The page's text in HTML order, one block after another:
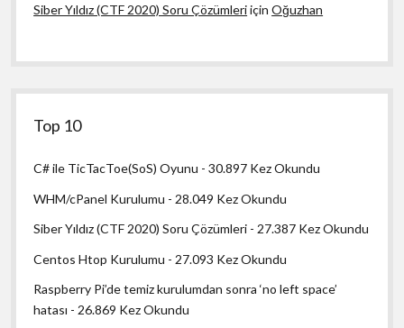
Siber Yıldız (CTF 2020) Soru ÇözümleriiçinOğuzhan
Top 10
C# ile TicTacToe(SoS) Oyunu - 30.897 Kez Okundu
WHM/cPanel Kurulumu - 28.049 Kez Okundu
Siber Yıldız (CTF 2020) Soru Çözümleri - 27.387 Kez Okundu
Centos Htop Kurulumu - 27.093 Kez Okundu
Raspberry Pi’de temiz kurulumdan sonra ‘no left space’
hatası - 26.869 Kez Okundu